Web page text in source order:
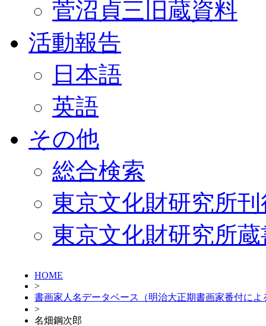
菅沼貞三旧蔵資料
活動報告
日本語
英語
その他
総合検索
東京文化財研究所
東京文化財研究所
HOME
>
書画家人名データベース（明治大正期書画家番付によ
>
名畑鋼次郎